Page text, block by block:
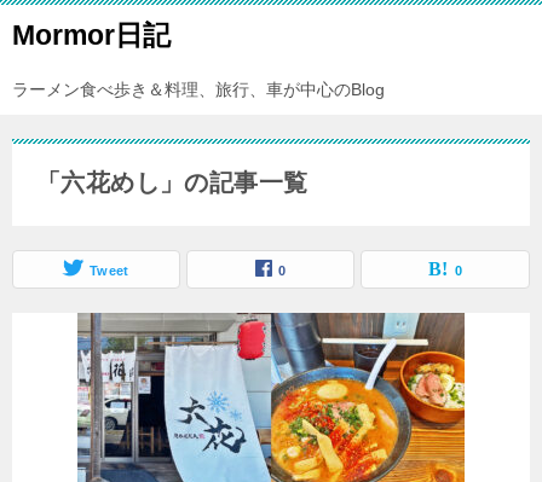
Mormor日記
ラーメン食べ歩き＆料理、旅行、車が中心のBlog
「六花めし」の記事一覧
Tweet 0 0